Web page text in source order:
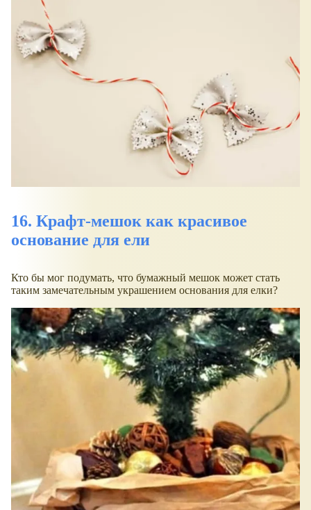
16. Крафт-мешок как красивое
основание для ели
Кто бы мог подумать, что бумажный мешок может стать
таким замечательным украшением основания для елки?